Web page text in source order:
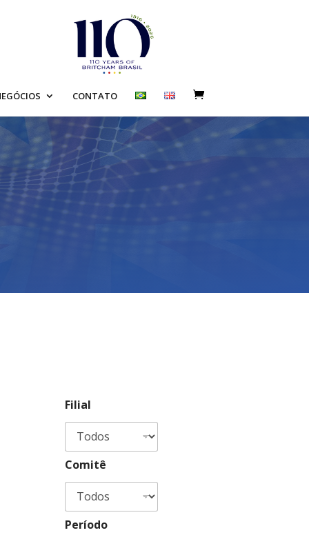
CONTATO
Filial
Comitê
Período